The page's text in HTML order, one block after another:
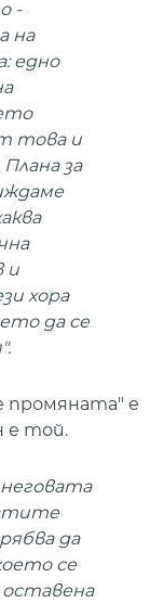
-
на
едно
това и
за
и
хора
да се
промяната" е
е той.
неговата
да
се
оставена